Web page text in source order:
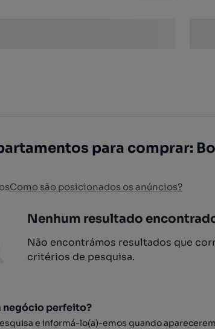
para comprar:
Como são posicionados os anúncios?
Nenhum resultado
Não encontrámos resultados que
critérios de pesquisa.
negócio perfeito?
e informá-lo(a)-emos quando